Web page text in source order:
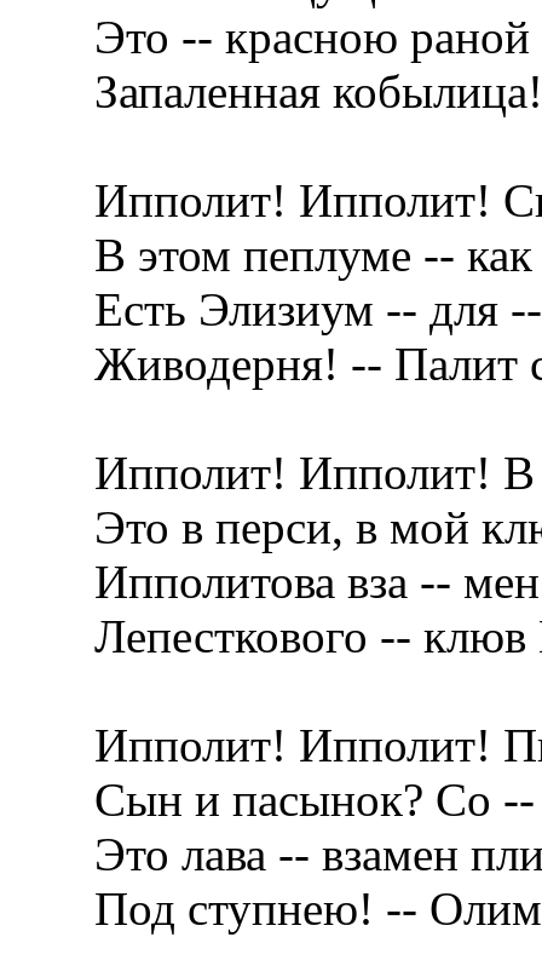
Это -- красною раной
Запаленная кобылица!
Ипполит! Ипполит!
В этом пеплуме -- как
Есть Элизиум -- для
Живодерня! -- Палит
Ипполит! Ипполит! В
Это в перси, в мой
Ипполитова вза -- мен
Лепесткового --
Ипполит! Ипполит!
Сын и пасынок? Со
Это лава -- взамен
Под ступнею! --